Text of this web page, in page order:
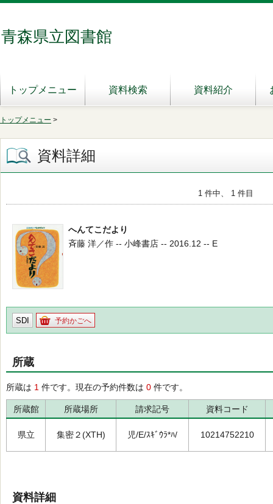
青森県立図書館
トップメニュー 資料検索 資料紹介
トップメニュー >
資料詳細
1 件中、 1 件目
へんてこだより
斉藤 洋／作 -- 小峰書店 -- 2016.12 -- E
SDI 予約かごへ
所蔵
所蔵は 1 件です。現在の予約件数は 0 件です。
所蔵館 所蔵場所 請求記号 資料コード
県立 集密２(XTH) 児/E/ｽｷﾞｳﾗ*ﾊ/ 10214752210
資料詳細